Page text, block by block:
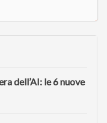
dell’AI: le 6 nuove